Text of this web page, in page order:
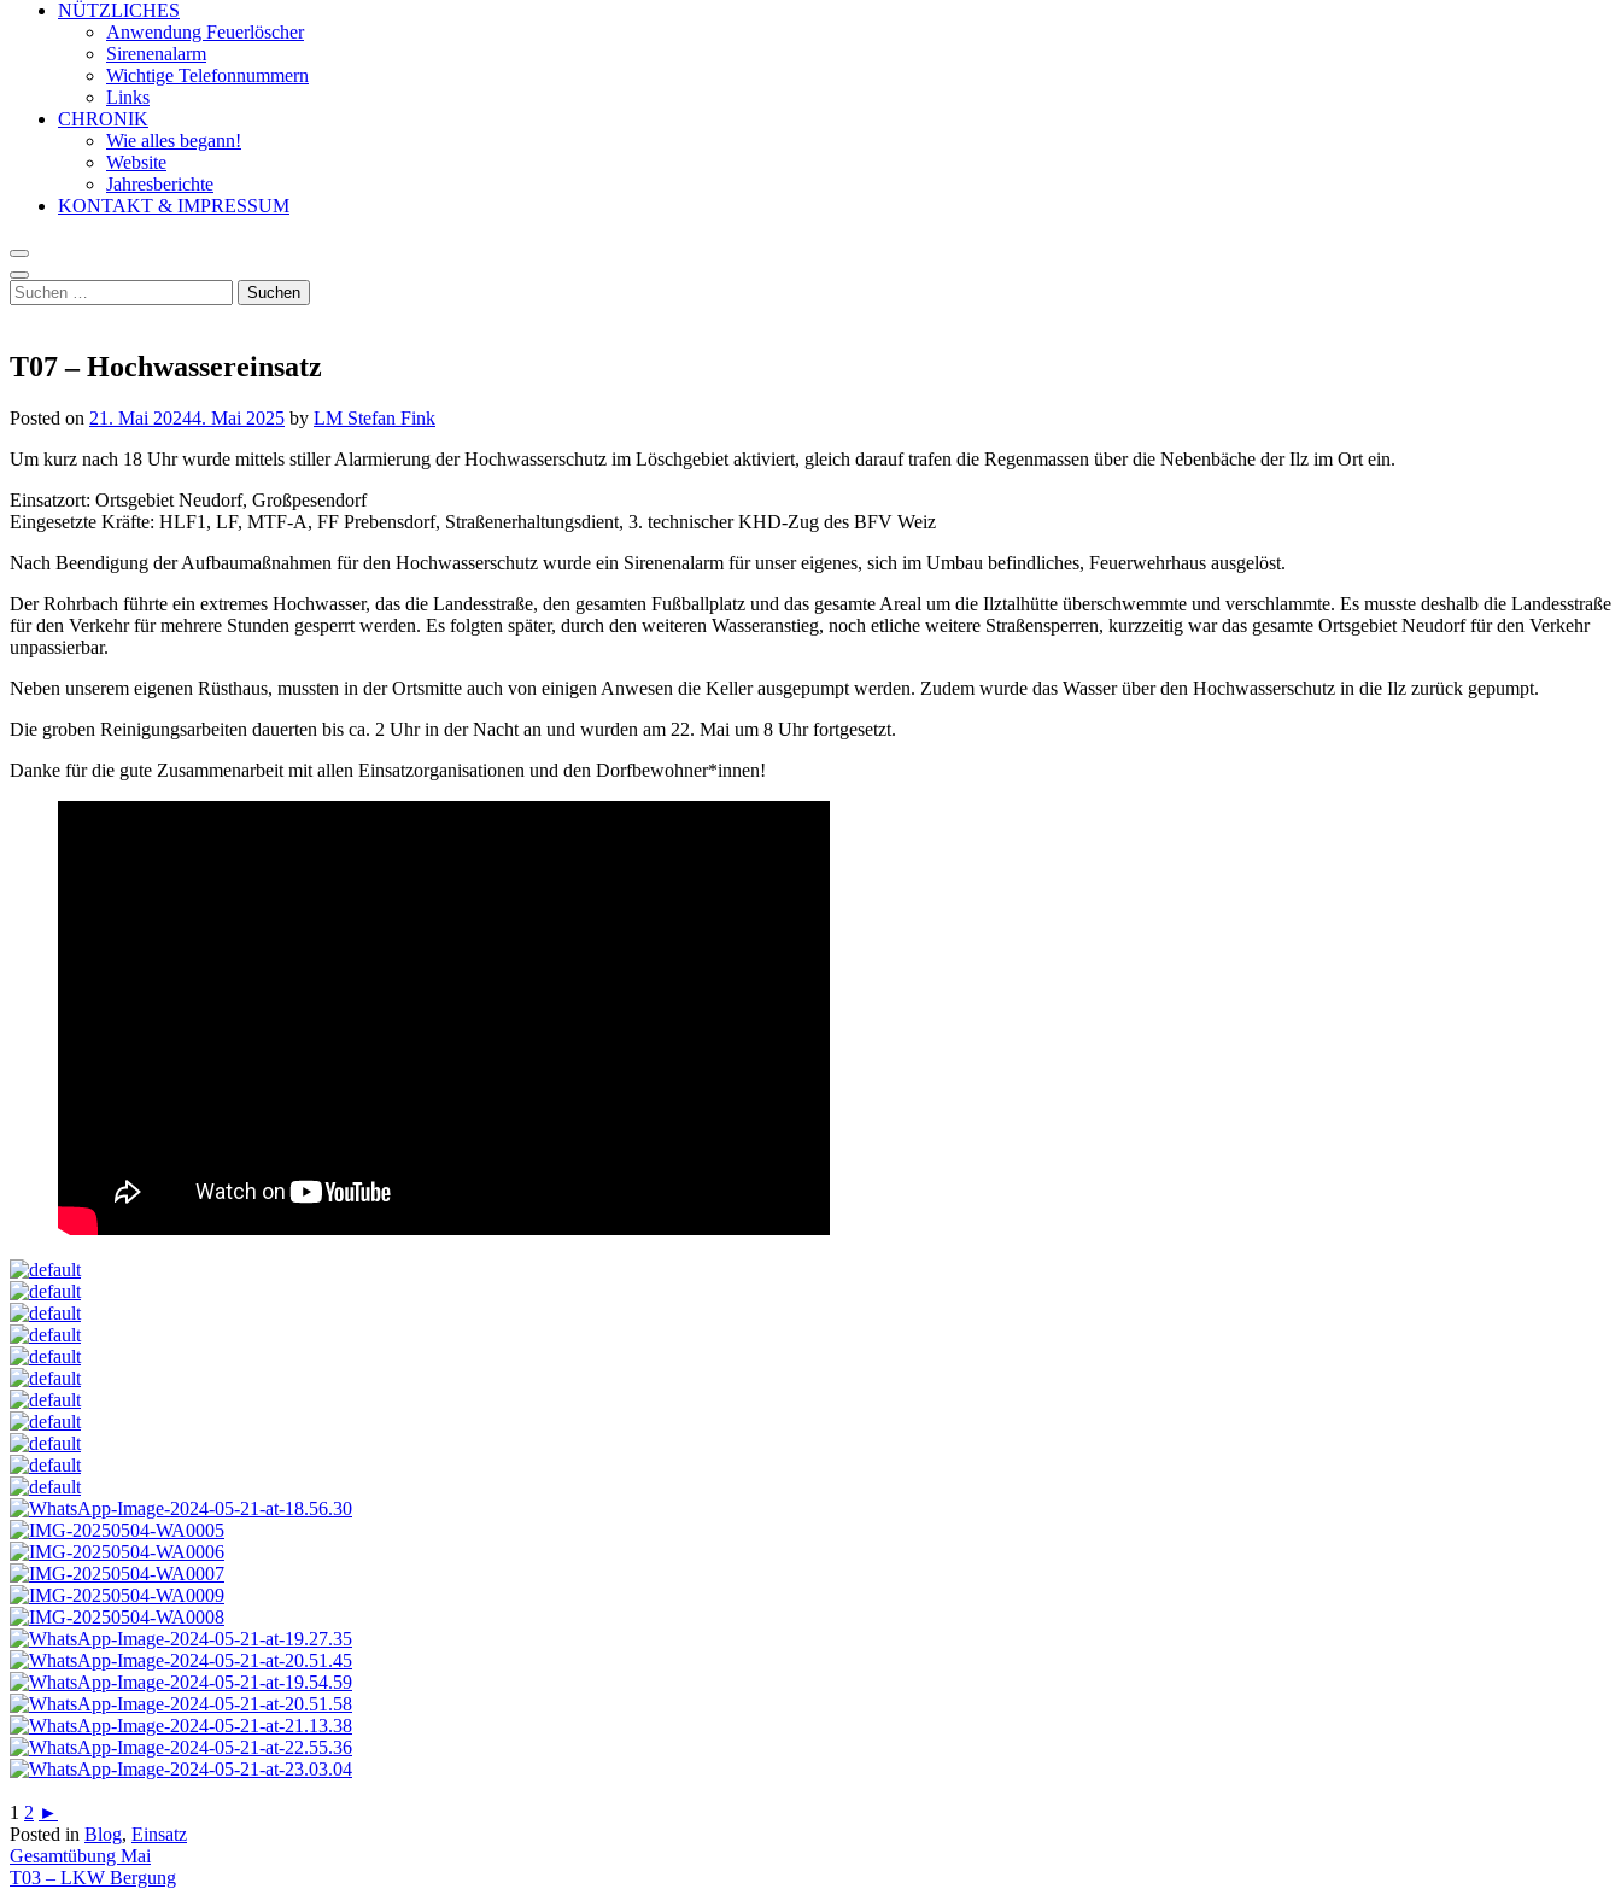
NÜTZLICHES
Anwendung Feuerlöscher
Sirenenalarm
Wichtige Telefonnummern
Links
CHRONIK
Wie alles begann!
Website
Jahresberichte
KONTAKT & IMPRESSUM
Suchen
nach:
T07 – Hochwassereinsatz
Posted on 21. Mai 20244. Mai 2025 by LM Stefan Fink
Um kurz nach 18 Uhr wurde mittels stiller Alarmierung der Hochwasserschutz im Löschgebiet aktiviert, gleich darauf trafen die Regenmassen über die Nebenbäche der Ilz im Ort ein.
Einsatzort: Ortsgebiet Neudorf, Großpesendorf
Eingesetzte Kräfte: HLF1, LF, MTF-A, FF Prebensdorf, Straßenerhaltungsdient, 3. technischer KHD-Zug des BFV Weiz
Nach Beendigung der Aufbaumaßnahmen für den Hochwasserschutz wurde ein Sirenenalarm für unser eigenes, sich im Umbau befindliches, Feuerwehrhaus ausgelöst.
Der Rohrbach führte ein extremes Hochwasser, das die Landesstraße, den gesamten Fußballplatz und das gesamte Areal um die Ilztalhütte überschwemmte und verschlammte. Es musste deshalb die Landesstraße
für den Verkehr für mehrere Stunden gesperrt werden. Es folgten später, durch den weiteren Wasseranstieg, noch etliche weitere Straßensperren, kurzzeitig war das gesamte Ortsgebiet Neudorf für den Verkehr
unpassierbar.
Neben unserem eigenen Rüsthaus, mussten in der Ortsmitte auch von einigen Anwesen die Keller ausgepumpt werden. Zudem wurde das Wasser über den Hochwasserschutz in die Ilz zurück gepumpt.
Die groben Reinigungsarbeiten dauerten bis ca. 2 Uhr in der Nacht an und wurden am 22. Mai um 8 Uhr fortgesetzt.
Danke für die gute Zusammenarbeit mit allen Einsatzorganisationen und den Dorfbewohner*innen!
1 2 ►
Posted in Blog, Einsatz
Beitragsnavigation
Gesamtübung Mai
T03 – LKW Bergung